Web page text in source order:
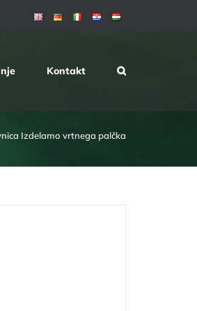
Kontakt
Izdelamo vrtnega palčka